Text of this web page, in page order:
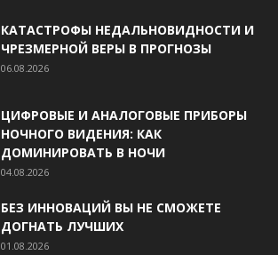
КАТАСТРОФЫ НЕДАЛЬНОВИДНОСТИ И
ЧРЕЗМЕРНОЙ ВЕРЫ В ПРОГНОЗЫ
06.08.2026
ЦИФРОВЫЕ И АНАЛОГОВЫЕ ПРИБОРЫ
НОЧНОГО ВИДЕНИЯ: КАК
ДОМИНИРОВАТЬ В НОЧИ
04.08.2026
БЕЗ ИННОВАЦИЙ ВЫ НЕ СМОЖЕТЕ
ДОГНАТЬ ЛУЧШИХ
01.08.2026